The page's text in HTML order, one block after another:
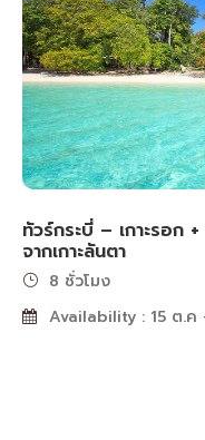
ทัวร์กระบี่ – เกาะรอก
จากเกาะลันตา
8 ชั่วโมง
Availability : 15 ต.ค